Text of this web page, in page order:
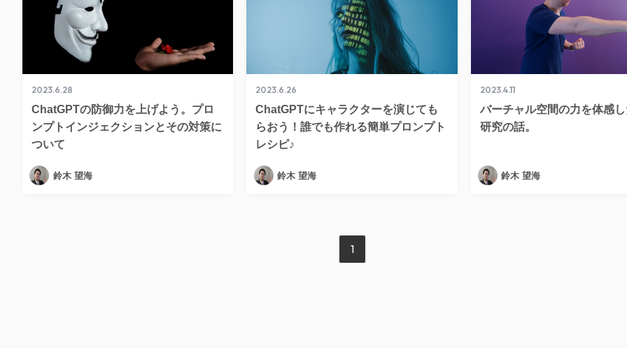
2023.6.28
ChatGPTの防御力を上げよう。プロ
ンプトインジェクションとその対策に
ついて
鈴木 望海
2023.6.26
ChatGPTにキャラクターを演じても
らおう！誰でも作れる簡単プロンプト
レシピ♪
鈴木 望海
2023.4.11
バーチャル空間の力を体感
研究の話。
鈴木 望海
1